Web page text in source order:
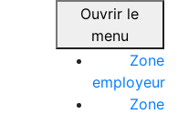
Ouvrir le
menu
Zone
employeur
Zone